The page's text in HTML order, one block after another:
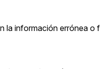
la información errónea